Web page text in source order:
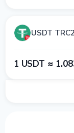
USDT
1 USDT ≈